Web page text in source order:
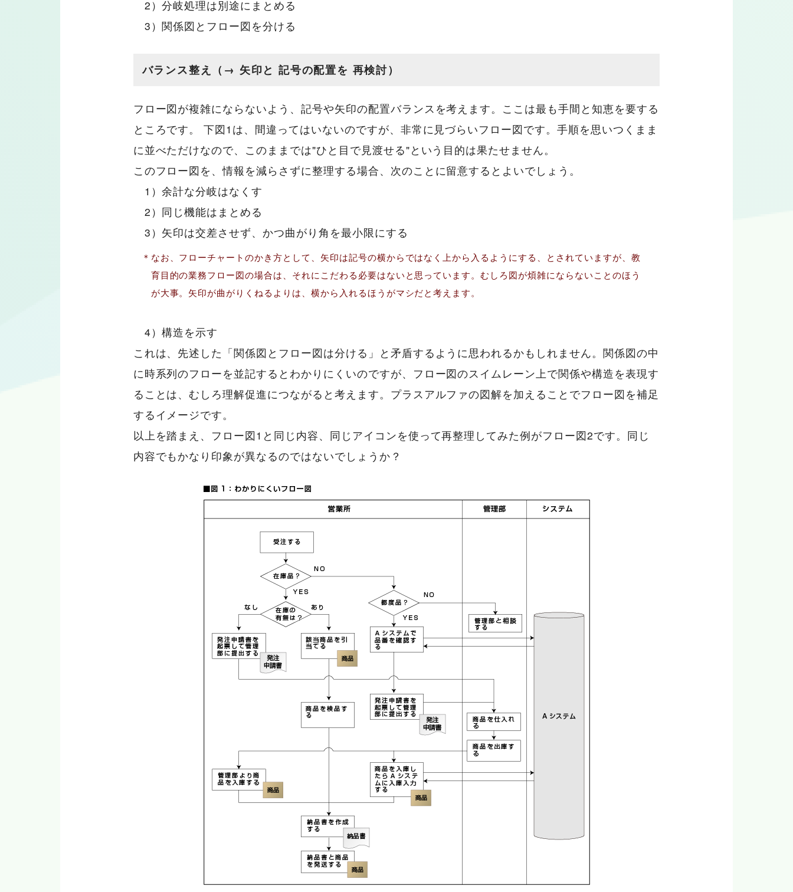
2）分岐処理は別途にまとめる
3）関係図とフロー図を分ける
バランス整え（→ 矢印と 記号の配置を 再検討）
フロー図が複雑にならないよう、記号や矢印の配置バランスを考えます。ここは最も手間と知恵を要する
ところです。 下図1は、間違ってはいないのですが、非常に見づらいフロー図です。手順を思いつくまま
に並べただけなので、このままでは"ひと目で見渡せる"という目的は果たせません。
このフロー図を、情報を減らさずに整理する場合、次のことに留意するとよいでしょう。
1）余計な分岐はなくす
2）同じ機能はまとめる
3）矢印は交差させず、かつ曲がり角を最小限にする
＊なお、フローチャートのかき方として、矢印は記号の横からではなく上から入るようにする、とされていますが、教
育目的の業務フロー図の場合は、それにこだわる必要はないと思っています。むしろ図が煩雑にならないことのほう
が大事。矢印が曲がりくねるよりは、横から入れるほうがマシだと考えます。
4）構造を示す
これは、先述した「関係図とフロー図は分ける」と矛盾するように思われるかもしれません。関係図の中
に時系列のフローを並記するとわかりにくいのですが、フロー図のスイムレーン上で関係や構造を表現す
ることは、むしろ理解促進につながると考えます。プラスアルファの図解を加えることでフロー図を補足
するイメージです。
以上を踏まえ、フロー図1と同じ内容、同じアイコンを使って再整理してみた例がフロー図2です。同じ
内容でもかなり印象が異なるのではないでしょうか？